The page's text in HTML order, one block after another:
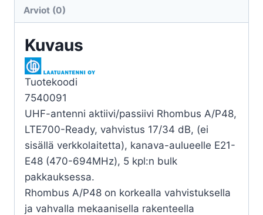
määrä
Arviot (0)
Kuvaus
Tuotekoodi
7540091
UHF-antenni aktiivi/passiivi Rhombus A/P48,
LTE700-Ready, vahvistus 17/34 dB, (ei
sisällä verkkolaitetta), kanava-aulueelle E21-
E48 (470-694MHz), 5 kpl:n bulk
pakkauksessa.
Rhombus A/P48 on korkealla vahvistuksella
ja vahvalla mekaanisella rakenteella